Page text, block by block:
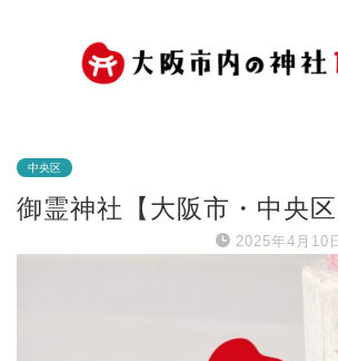
中央区
御霊神社【大阪市・中央区
2025年4月10